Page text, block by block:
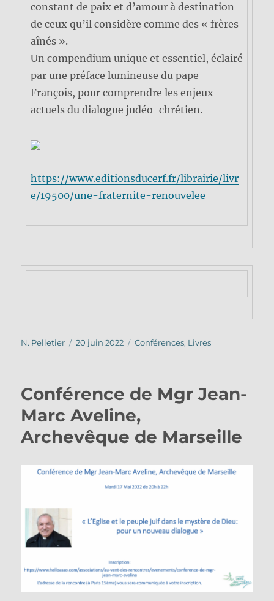
constant de paix et d’amour à destination
de ceux qu’il considère comme des « frères
aînés ».
Un compendium unique et essentiel, éclairé
par une préface lumineuse du pape
François, pour comprendre les enjeux
actuels du dialogue judéo-chrétien.
https://www.editionsducerf.fr/librairie/livr
e/19500/une-fraternite-renouvelee
Auteur
N. Pelletier
Publié
20 juin 2022 Catégories
Conférences, Livres
Conférence de Mgr Jean-
Marc Aveline,
Archevêque de Marseille